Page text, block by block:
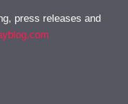
press releases and